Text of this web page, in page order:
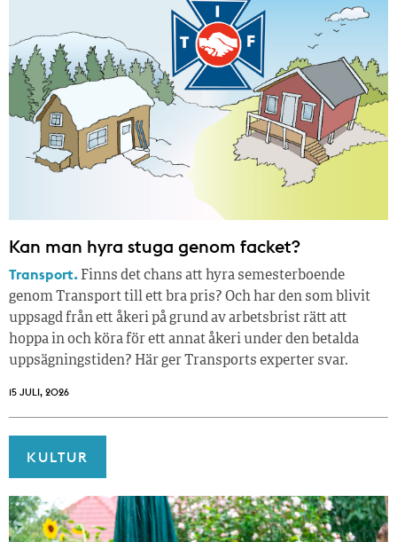
Kan man hyra stuga genom facket?
Transport. Finns det chans att hyra semesterboende
genom Transport till ett bra pris? Och har den som blivit
uppsagd från ett åkeri på grund av arbetsbrist rätt att
hoppa in och köra för ett annat åkeri under den betalda
uppsägningstiden? Här ger Transports experter svar.
15 JULI, 2026
KULTUR